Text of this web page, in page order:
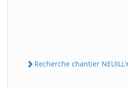
Recherche chantier